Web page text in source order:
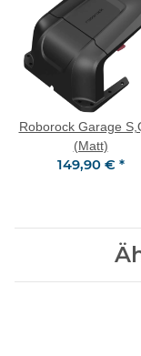
Roborock Garage
(Matt)
149,90 € *